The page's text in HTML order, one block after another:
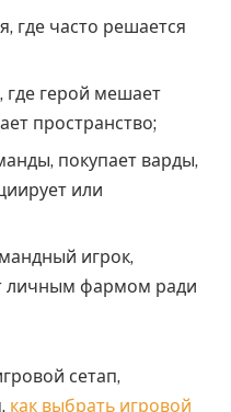
где часто решается
герой мешает
пространство;
покупает варды,
или
игрок,
личным фармом ради
сетап,
как выбрать игровой